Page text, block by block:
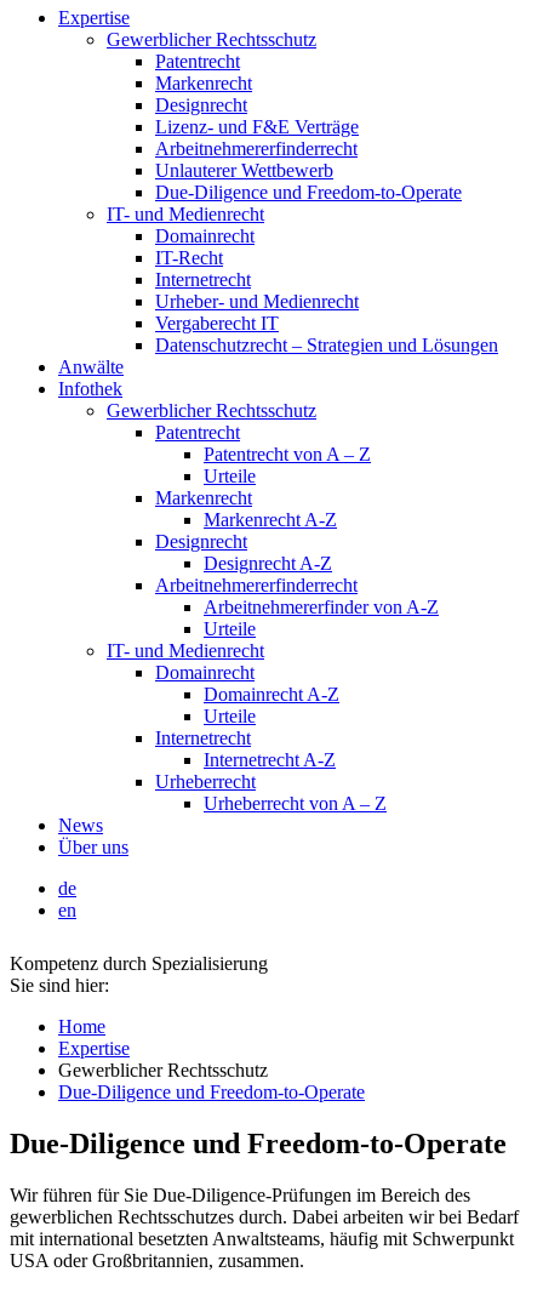
Expertise
Gewerblicher Rechtsschutz
Patentrecht
Markenrecht
Designrecht
Lizenz- und F&E Verträge
Arbeitnehmererfinderrecht
Unlauterer Wettbewerb
Due-Diligence und Freedom-to-Operate
IT- und Medienrecht
Domainrecht
IT-Recht
Internetrecht
Urheber- und Medienrecht
Vergaberecht IT
Datenschutzrecht – Strategien und Lösungen
Anwälte
Infothek
Gewerblicher Rechtsschutz
Patentrecht
Patentrecht von A – Z
Urteile
Markenrecht
Markenrecht A-Z
Designrecht
Designrecht A-Z
Arbeitnehmererfinderrecht
Arbeitnehmererfinder von A-Z
Urteile
IT- und Medienrecht
Domainrecht
Domainrecht A-Z
Urteile
Internetrecht
Internetrecht A-Z
Urheberrecht
Urheberrecht von A – Z
News
Über uns
de
en
Kompetenz durch Spezialisierung
Sie sind hier:
Home
Expertise
Gewerblicher Rechtsschutz
Due-Diligence und Freedom-to-Operate
Due-Diligence und Freedom-to-Operate
Wir führen für Sie Due-Diligence-Prüfungen im Bereich des
gewerblichen Rechtsschutzes durch. Dabei arbeiten wir bei Bedarf
mit international besetzten Anwaltsteams, häufig mit Schwerpunkt
USA oder Großbritannien, zusammen.